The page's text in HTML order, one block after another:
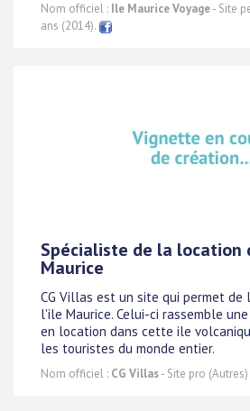
Nom officiel : Ile Maurice Voyage- Site
ans (2014).
Spécialiste de la
Maurice
CG Villas est un site qui permet de
l'ile Maurice. Celui-ci rassemble
en location dans cette ile
les touristes du monde entier.
Nom officiel : CG Villas- Site pro (Autres)